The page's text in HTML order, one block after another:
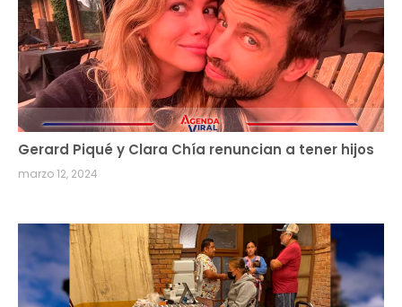
Gerard Piqué y Clara Chía renuncian a tener hijos
marzo 12, 2024